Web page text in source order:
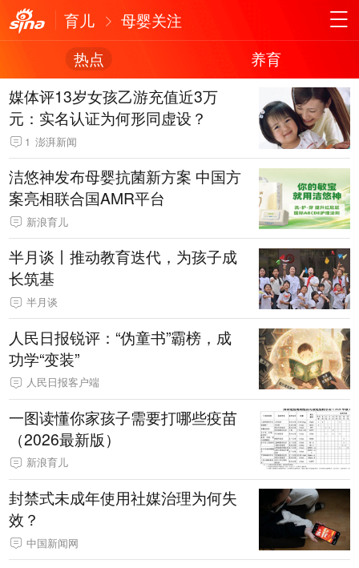
育儿
母婴关注
热点
养育
媒体评13岁女孩乙游充值近3万
元：实名认证为何形同虚设？
1 澎湃新闻
洁悠神发布母婴抗菌新方案 中国方
案亮相联合国AMR平台
新浪育儿
半月谈丨推动教育迭代，为孩子成
长筑基
半月谈
人民日报锐评：“伪童书”霸榜，成
功学“变装”
人民日报客户端
一图读懂你家孩子需要打哪些疫苗
（2026最新版）
新浪育儿
封禁式未成年使用社媒治理为何失
效？
中国新闻网